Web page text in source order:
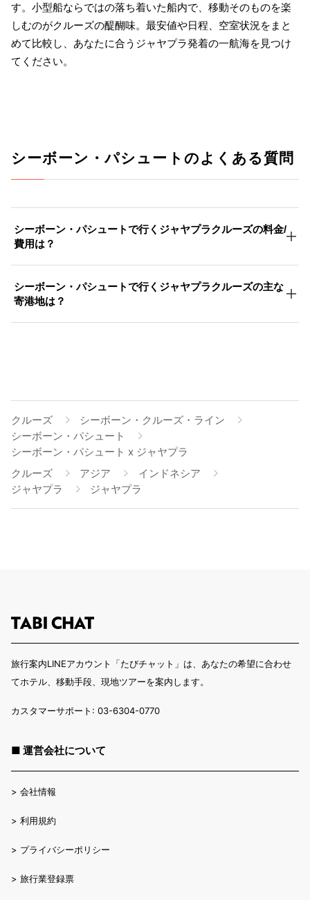
す。小型船ならではの落ち着いた船内で、移動そのものを楽
しむのがクルーズの醍醐味。最安値や日程、空室状況をまと
めて比較し、あなたに合うジャヤプラ発着の一航海を見つけ
てください。
シーボーン・パシュートのよくある質問
シーボーン・パシュートで行くジャヤプラクルーズの料金/
費用は？
シーボーン・パシュートで行くジャヤプラクルーズの主な
寄港地は？
クルーズ
シーボーン・クルーズ・ライン
シーボーン・パシュート
シーボーン・パシュート x ジャヤプラ
クルーズ
アジア
インドネシア
ジャヤプラ
ジャヤプラ
旅行案内LINEアカウント「たびチャット」は、あなたの希望に合わせ
てホテル、移動手段、現地ツアーを案内します。
カスタマーサポート: 03-6304-0770
■ 運営会社について
> 会社情報
> 利用規約
> プライバシーポリシー
> 旅行業登録票